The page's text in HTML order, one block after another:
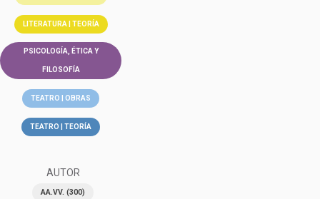
LITERATURA | TEORÍA
PSICOLOGÍA, ÉTICA Y
FILOSOFÍA
TEATRO | OBRAS
TEATRO | TEORÍA
AUTOR
AA.VV. (300)